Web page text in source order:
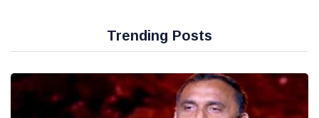
Trending Posts